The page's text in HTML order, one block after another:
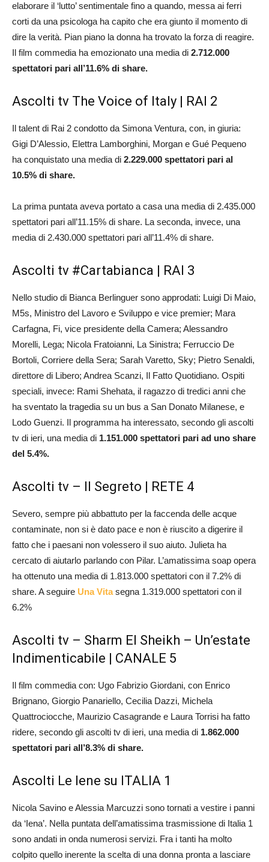
elaborare il ‘lutto’ sentimentale fino a quando, messa ai ferri
corti da una psicologa ha capito che era giunto il momento di
dire la verità. Pian piano la donna ha trovato la forza di reagire.
Il film commedia ha emozionato una media di 2.712.000
spettatori pari all’11.6% di share.
Ascolti tv The Voice of Italy | RAI 2
Il talent di Rai 2 condotto da Simona Ventura, con, in giuria:
Gigi D’Alessio, Elettra Lamborghini, Morgan e Gué Pequeno
ha conquistato una media di 2.229.000 spettatori pari al
10.5% di share.
La prima puntata aveva portato a casa una media di 2.435.000
spettatori pari all’11.15% di share. La seconda, invece, una
media di 2.430.000 spettatori pari all’11.4% di share.
Ascolti tv #Cartabianca | RAI 3
Nello studio di Bianca Berlinguer sono approdati: Luigi Di Maio,
M5s, Ministro del Lavoro e Sviluppo e vice premier; Mara
Carfagna, Fi, vice presidente della Camera; Alessandro
Morelli, Lega; Nicola Fratoianni, La Sinistra; Ferruccio De
Bortoli, Corriere della Sera; Sarah Varetto, Sky; Pietro Senaldi,
direttore di Libero; Andrea Scanzi, Il Fatto Quotidiano. Ospiti
speciali, invece: Rami Shehata, il ragazzo di tredici anni che
ha sventato la tragedia su un bus a San Donato Milanese, e
Lodo Guenzi. Il programma ha interessato, secondo gli ascolti
tv di ieri, una media di 1.151.000 spettatori pari ad uno share
del 5.4%.
Ascolti tv – Il Segreto | RETE 4
Severo, sempre più abbattuto per la faccenda delle acque
contaminate, non si è dato pace e non è riuscito a digerire il
fatto che i paesani non volessero il suo aiuto. Julieta ha
cercato di aiutarlo parlando con Pilar. L’amatissima soap opera
ha ottenuto una media di 1.813.000 spettatori con il 7.2% di
share. A seguire Una Vitasegna 1.319.000 spettatori con il
6.2%
Ascolti tv – Sharm El Sheikh – Un’estate
Indimenticabile | CANALE 5
Il film commedia con: Ugo Fabrizio Giordani, con Enrico
Brignano, Giorgio Panariello, Cecilia Dazzi, Michela
Quattrociocche, Maurizio Casagrande e Laura Torrisi ha fatto
ridere, secondo gli ascolti tv di ieri, una media di 1.862.000
spettatori pari all’8.3% di share.
Ascolti Le Iene su ITALIA 1
Nicola Savino e Alessia Marcuzzi sono tornati a vestire i panni
da ‘Iena’. Nella puntata dell’amatissima trasmissione di Italia 1
sono andati in onda numerosi servizi. Fra i tanti ha molto
colpito quello inerente la scelta di una donna pronta a lasciare